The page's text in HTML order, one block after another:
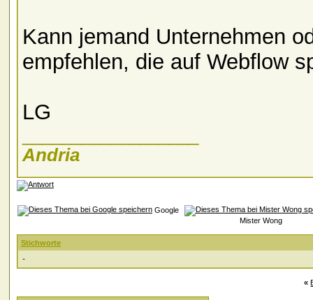
Kann jemand Unternehmen
empfehlen, die auf Webflow
LG
Andria
Google
Mister Wong
Stichworte
-
«